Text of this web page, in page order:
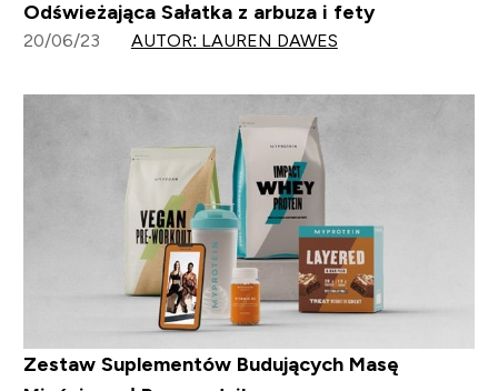
Odświeżająca Sałatka z arbuza i fety
20/06/23 AUTOR: LAUREN DAWES
Zestaw Suplementów Budujących Masę